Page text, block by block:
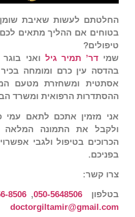
החלטתם לעשות שאיבת
בטוחים אם ההליך מתאים
טיפולים?
שמידר’ תמיר גיל ואני
בהדסה עין כרם ומומחה בכיר
אסתטית ומשחזרת מטעם
ההסתדרות הרפואית ומשרד
אני מזמין אתכם לתאם עמי
ולקבל את התמונה המלאה
הכרוכים בטיפול ולגבי
בפניכם.
צרו קשר:
בטלפון 050-5648506
,
doctorgiltamir@gmail.com